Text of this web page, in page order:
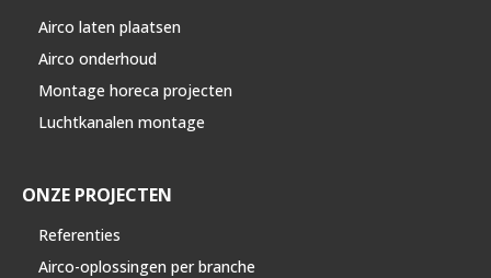
Airco laten plaatsen
Airco onderhoud
Montage horeca projecten
Luchtkanalen montage
ONZE PROJECTEN
Referenties
Airco-oplossingen per branche